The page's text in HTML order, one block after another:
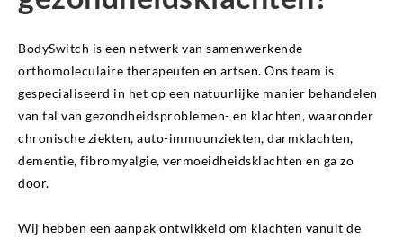
BodySwitch is een netwerk van samenwerkende
orthomoleculaire therapeuten en artsen. Ons team is
gespecialiseerd in het op een natuurlijke manier behandelen
van tal van gezondheidsproblemen- en klachten, waaronder
chronische ziekten, auto-immuunziekten, darmklachten,
dementie, fibromyalgie, vermoeidheidsklachten en ga zo
door.
Wij hebben een aanpak ontwikkeld om klachten vanuit de